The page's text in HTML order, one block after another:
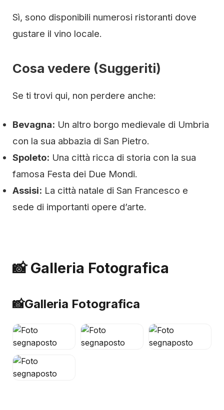
Sì, sono disponibili numerosi ristoranti dove
gustare il vino locale.
Cosa vedere (Suggeriti)
Se ti trovi qui, non perdere anche:
Bevagna: Un altro borgo medievale di Umbria
con la sua abbazia di San Pietro.
Spoleto: Una città ricca di storia con la sua
famosa Festa dei Due Mondi.
Assisi: La città natale di San Francesco e
sede di importanti opere d’arte.
📸 Galleria Fotografica
📸Galleria Fotografica